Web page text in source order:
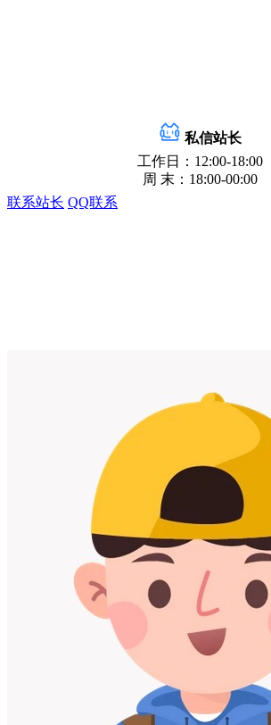
私信站长
工作日：12:00-18:00
周 末：18:00-00:00
联系站长 QQ联系